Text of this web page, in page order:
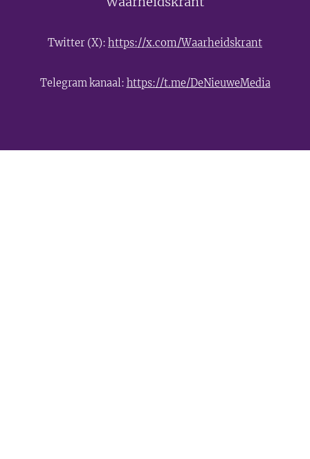
Twitter (X): https://x.com/Waarheidskrant
Telegram kanaal: https://t.me/DeNieuweMedia